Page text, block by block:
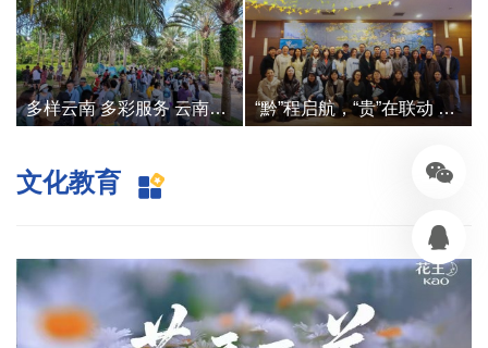
多样云南 多彩服务 云南文旅志愿服务开启“+”时代 “黔”程启航，“贵”在联动 ——贵州近邻五省市入境旅游联动宣传分享会圆满举办
文化教育